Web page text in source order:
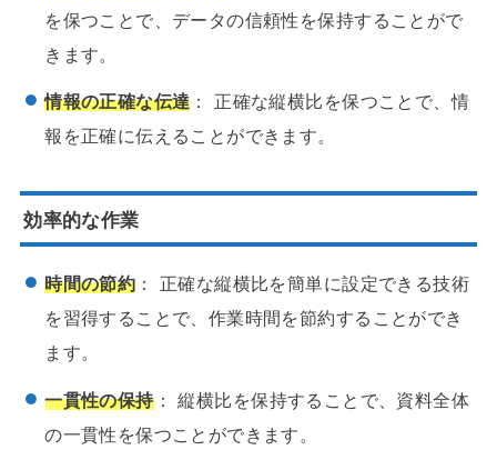
を保つことで、データの信頼性を保持することがで
きます。
情報の正確な伝達 ： 正確な縦横比を保つことで、情
報を正確に伝えることができます。
効率的な作業
時間の節約 ： 正確な縦横比を簡単に設定できる技術
を習得することで、作業時間を節約することができ
ます。
一貫性の保持： 縦横比を保持することで、資料全体
の一貫性を保つことができます。